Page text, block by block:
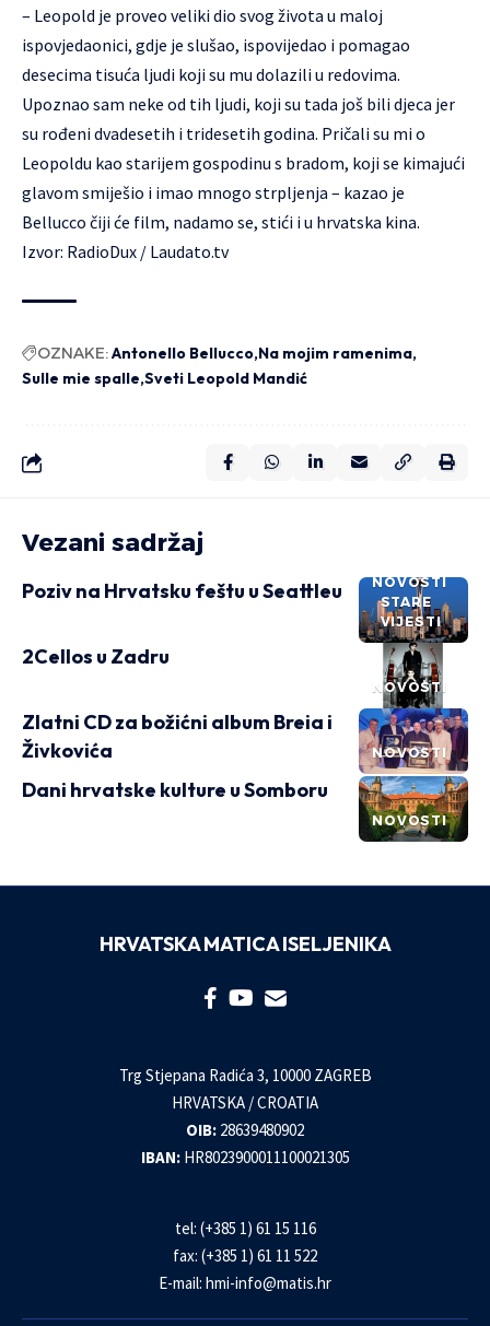
– Leopold je proveo veliki dio svog života u maloj
ispovjedaonici, gdje je slušao, ispovijedao i pomagao
desecima tisuća ljudi koji su mu dolazili u redovima.
Upoznao sam neke od tih ljudi, koji su tada još bili djeca jer
su rođeni dvadesetih i tridesetih godina. Pričali su mi o
Leopoldu kao starijem gospodinu s bradom, koji se kimajući
glavom smiješio i imao mnogo strpljenja – kazao je
Bellucco čiji će film, nadamo se, stići i u hrvatska kina.
Izvor: RadioDux / Laudato.tv
OZNAKE:Antonello Bellucco Na mojim ramenima
Sulle mie spalle Sveti Leopold Mandić
Vezani sadržaj
NOVOSTI
STARE
VIJESTI
Poziv na Hrvatsku feštu u Seattleu
NOVOSTI
2Cellos u Zadru
NOVOSTI
Zlatni CD za božićni album Breia i
Živkovića
NOVOSTI
Dani hrvatske kulture u Somboru
HRVATSKA MATICA ISELJENIKA
Trg Stjepana Radića 3, 10000 ZAGREB
HRVATSKA / CROATIA
OIB: 28639480902
IBAN: HR8023900011100021305
tel: (+385 1) 61 15 116
fax: (+385 1) 61 11 522
E-mail: hmi-info@matis.hr